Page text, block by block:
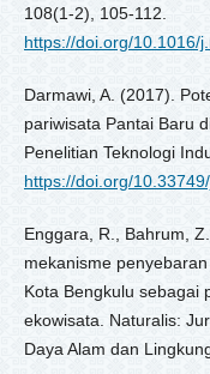
108(1-2), 105-112.
https://doi.org/10.1016/
Darmawi, A. (2017).
pariwisata Pantai Baru
Penelitian Teknologi
https://doi.org/
Enggara, R., Bahrum,
mekanisme
Kota Bengkulu sebagai
ekowisata. Naturalis:
Daya Alam dan